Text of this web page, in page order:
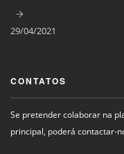
29/04/2021
CONTATOS
Se pretender colaborar na
principal, poderá contactar-